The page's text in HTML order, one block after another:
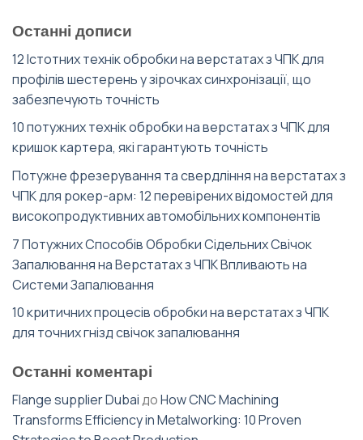
Останні дописи
12 Істотних технік обробки на верстатах з ЧПК для
профілів шестерень у зірочках синхронізації, що
забезпечують точність
10 потужних технік обробки на верстатах з ЧПК для
кришок картера, які гарантують точність
Потужне фрезерування та свердління на верстатах з
ЧПК для рокер-арм: 12 перевірених відомостей для
високопродуктивних автомобільних компонентів
7 Потужних Способів Обробки Сідельних Свічок
Запалювання на Верстатах з ЧПК Впливають на
Системи Запалювання
10 критичних процесів обробки на верстатах з ЧПК
для точних гнізд свічок запалювання
Останні коментарі
Flange supplier DubaiдоHow CNC Machining
Transforms Efficiency in Metalworking: 10 Proven